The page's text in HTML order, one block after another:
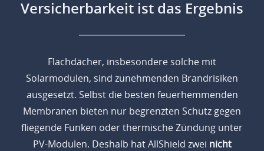
Versicherbarkeit ist das Ergebnis
Flachdächer, insbesondere solche mit
Solarmodulen, sind zunehmenden Brandrisiken
ausgesetzt. Selbst die besten feuerhemmenden
Membranen bieten nur begrenzten Schutz gegen
fliegende Funken oder thermische Zündung unter
PV-Modulen. Deshalb hat AllShield zwei nicht